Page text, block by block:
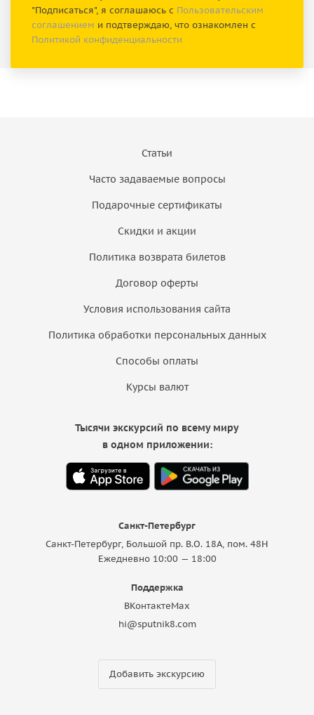
"Подписаться", я соглашаюсь с Пользовательским
соглашением и подтверждаю, что ознакомлен с
Политикой конфиденциальности
Статьи
Часто задаваемые вопросы
Подарочные сертификаты
Скидки и акции
Политика возврата билетов
Договор оферты
Условия использования сайта
Политика обработки персональных данных
Способы оплаты
Курсы валют
Санкт-Петербург
Санкт-Петербург, Большой пр. В.О. 18A, пом. 48Н
Ежедневно 10:00 — 18:00
Поддержка
ВКонтактеMax
hi@sputnik8.com
Добавить экскурсию
Тысячи экскурсий по всему миру
в одном приложении: